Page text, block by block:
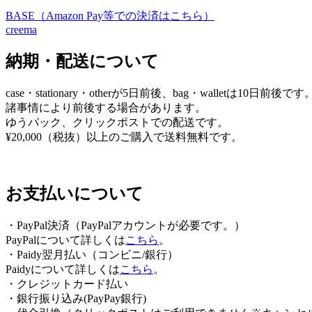
ビ
ー
シ
ョ
ン
BASE（Amazon Pay等での決済はこちら）
creema
納期・配送について
case・stationary・otherが5日前後、bag・walletは10日前後です
諸事情により前後する場合があります。
ゆうパック、クリックポストでの配送です。
¥20,000（税抜）以上のご購入で送料無料です。
お支払いについて
・PayPal決済（PayPalアカウントが必要です。）
PayPalについて詳しくはこちら 。
・Paidy翌⽉払い（コンビニ/銀⾏）
Paidyについて詳しくはこちら 。
・クレジットカード払い
・銀行振り込み(PayPay銀行)